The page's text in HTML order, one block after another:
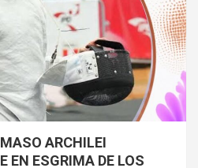
ARCHILEI
EN ESGRIMA DE LOS